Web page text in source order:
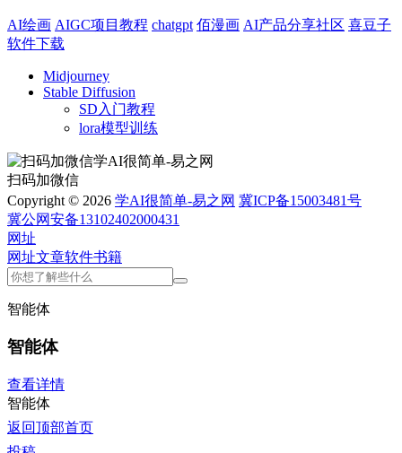
AI绘画 AIGC项目教程 chatgpt 佰漫画 AI产品分享社区 喜豆子
软件下载
Midjourney
Stable Diffusion
SD入门教程
lora模型训练
扫码加微信
Copyright © 2026 学AI很简单-易之网 冀ICP备15003481号
冀公网安备13102402000431
网址
网址文章软件书籍
智能体
智能体
查看详情
智能体
返回顶部首页